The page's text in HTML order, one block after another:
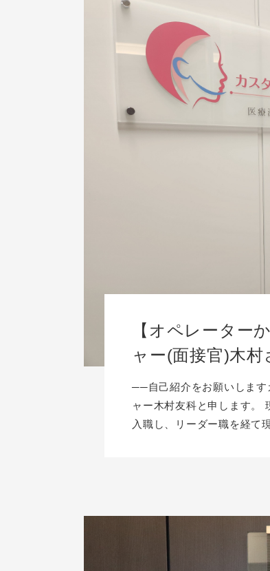
【オペレーター
ャー(面接官)木
──自己紹介をお願いします
ャー木村友科と申します。
入職し、リーダー職を経て